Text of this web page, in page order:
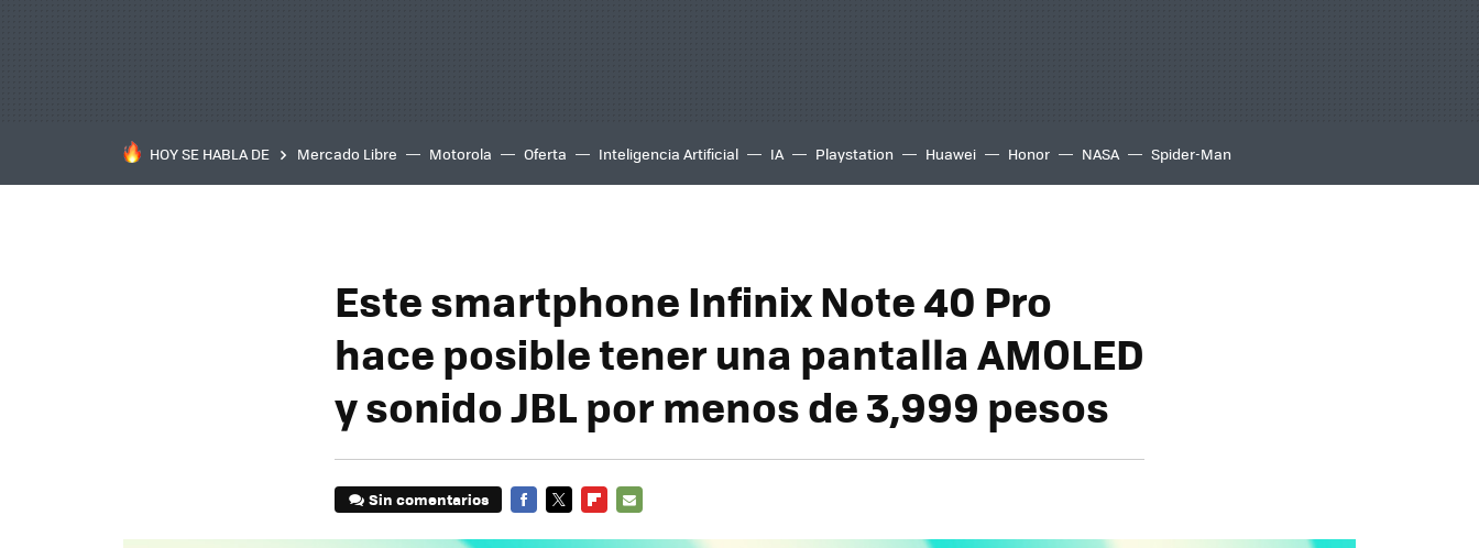
HOY SE HABLA DE Mercado Libre Motorola Oferta Inteligencia Artificial IA Playstation Huawei Honor NASA Spider-Man
Este smartphone Infinix Note 40 Pro
hace posible tener una pantalla AMOLED
y sonido JBL por menos de 3,999 pesos
Sin comentarios